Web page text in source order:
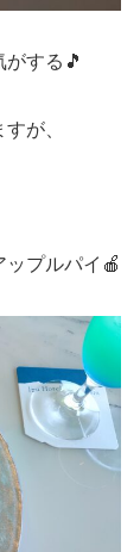
する🎵
が、
プルパイ🍎